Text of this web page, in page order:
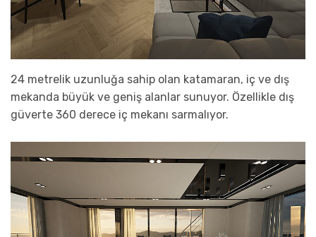
24 metrelik uzunluğa sahip olan katamaran, iç ve dış
mekanda büyük ve geniş alanlar sunuyor. Özellikle dış
güverte 360 derece iç mekanı sarmalıyor.